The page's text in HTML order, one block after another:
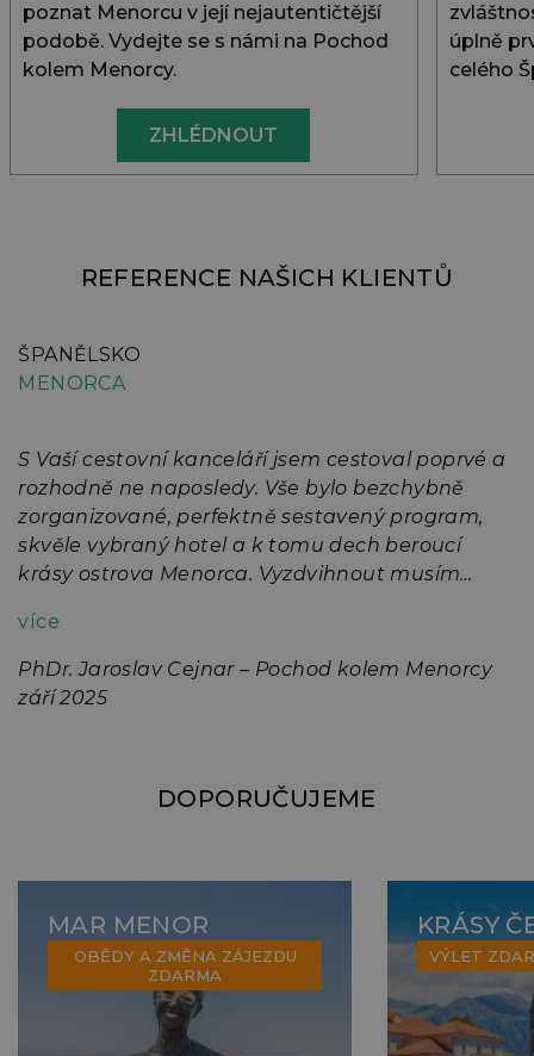
poznat Menorcu v její nejautentičtější
podobě. Vydejte se s námi na Pochod
kolem Menorcy.
ZHLÉDNOUT
úplně
celého
REFERENCE NAŠICH KLIENTŮ
ŠPANĚLSKO
MENORCA
S Vaší cestovní kanceláří jsem cestoval poprvé a
rozhodně ne naposledy. Vše bylo bezchybně
zorganizované, perfektně sestavený program,
skvěle vybraný hotel a k tomu dech beroucí
krásy ostrova Menorca. Vyzdvihnout musím
průvodkyně Lucie Erlebachové. Jak by Vám jistě
potvrdili všichni účastnici Pochodu kolem
Menorcy, starala se o nás nad rámec svých
ostrova. Patří jí za vše veliký dík.
více
PhDr. Jaroslav Cejnar – Pochod kolem Menorcy
září 2025
DOPORUČUJEME
MAR MENOR
OBĚDY A ZMĚNA ZÁJEZDU
ZDARMA
KRÁSY
VÝLET